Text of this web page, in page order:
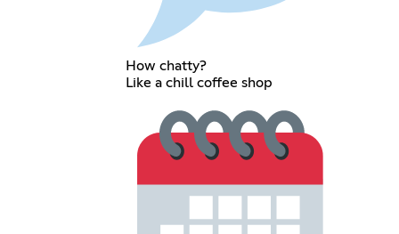
How chatty?
Like a chill coffee shop